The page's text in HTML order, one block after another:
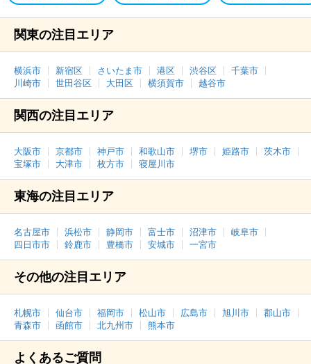
関東の注目エリア
横浜市 新宿区 さいたま市 港区 渋谷区
千葉市
川崎市
世田谷区 大田区 横須賀市 越谷市
関西の注目エリア
大阪市 京都市 神戸市 和歌山市 堺市 姫路市
茨木市
宝塚市
大津市 枚方市 寝屋川市
東海の注目エリア
名古屋市 浜松市 静岡市 富士市 沼津市
岐阜市
四日市市
鈴鹿市 豊橋市 安城市 一宮市
その他の注目エリア
札幌市 仙台市 福岡市 松山市 広島市 旭川市
郡山市
青森市
函館市 北九州市 熊本市
よくあるご質問